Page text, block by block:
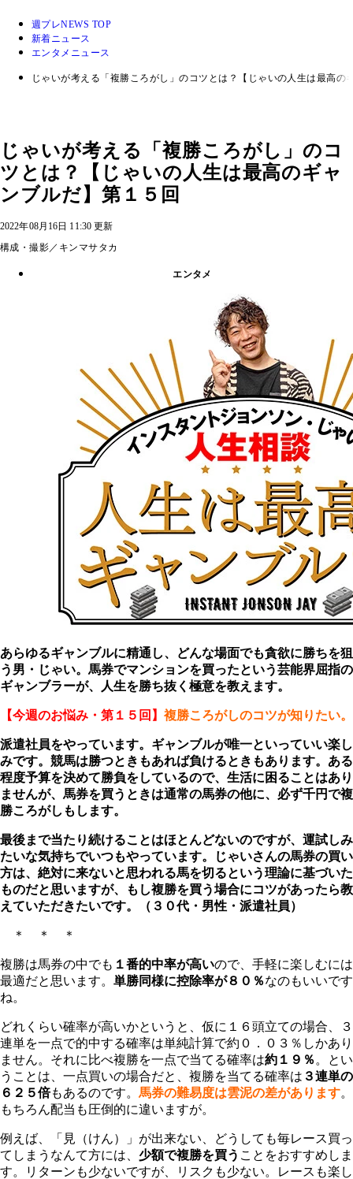
週プレNEWS TOP
新着ニュース
エンタメニュース
じゃいが考える「複勝ころがし」のコツとは？【じゃいの人生は最高の
じゃいが考える「複勝ころがし」のコ
ツとは？【じゃいの人生は最高のギャ
ンブルだ】第１５回
2022年08月16日 11:30 更新
構成・撮影／キンマサタカ
エンタメ
あらゆるギャンブルに精通し、どんな場面でも貪欲に勝ちを狙
う男・じゃい。馬券でマンションを買ったという芸能界屈指の
ギャンブラーが、人生を勝ち抜く極意を教えます。
【今週のお悩み・第１５回】 複勝ころがしのコツが知りたい。
派遣社員をやっています。ギャンブルが唯一といっていい楽し
みです。競馬は勝つときもあれば負けるときもあります。ある
程度予算を決めて勝負をしているので、生活に困ることはあり
ませんが、馬券を買うときは通常の馬券の他に、必ず千円で複
勝ころがしもします。
最後まで当たり続けることはほとんどないのですが、運試しみ
たいな気持ちでいつもやっています。じゃいさんの馬券の買い
方は、絶対に来ないと思われる馬を切るという理論に基づいた
ものだと思いますが、もし複勝を買う場合にコツがあったら教
えていただきたいです。（３０代・男性・派遣社員）
＊ ＊ ＊
複勝は馬券の中でも １番的中率が高いので、手軽に楽しむには
最適だと思います。 単勝同様に控除率が８０％なのもいいです
ね。
どれくらい確率が高いかというと、仮に１６頭立ての場合、３
連単を一点で的中する確率は単純計算で約０．０３％しかあり
ません。それに比べ複勝を一点で当てる確率は約１９％ 。とい
うことは、一点買いの場合だと、複勝を当てる確率は ３連単の
６２５倍もあるのです。 馬券の難易度は雲泥の差があります。
もちろん配当も圧倒的に違いますが。
例えば、「見（けん）」が出来ない、どうしても毎レース買っ
てしまうなんて方には、 少額で複勝を買う ことをおすすめしま
す。リターンも少ないですが、リスクも少ない。レースも楽し